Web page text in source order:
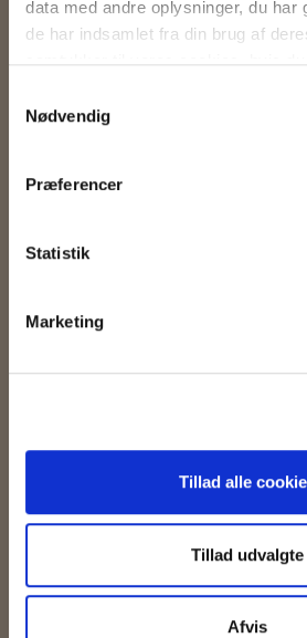
data med andre oplysninger, du har
de har indsamlet fra din brug af
Nødvendig
Præferencer
Statistik
Marketing
Tillad alle
Tillad udvalgte
Afvis
OM OS
resten af verden. Vi leverer kollektiv
på passagerer og miljø.
15/7/2026
Drevet af ambitionen om at udvikle os
Mangfoldighed gør os stærkere